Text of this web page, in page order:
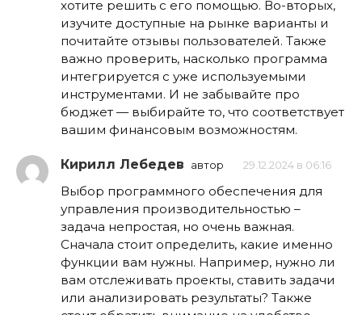
хотите решить с его помощью. Во-вторых,
изучите доступные на рынке варианты и
почитайте отзывы пользователей. Также
важно проверить, насколько программа
интегрируется с уже используемыми
инструментами. И не забывайте про
бюджет — выбирайте то, что соответствует
вашим финансовым возможностям.
Кирилл Лебедев автор 29.12.2024 в 06:16
Выбор программного обеспечения для
управления производительностью –
задача непростая, но очень важная.
Сначала стоит определить, какие именно
функции вам нужны. Например, нужно ли
вам отслеживать проекты, ставить задачи
или анализировать результаты? Также